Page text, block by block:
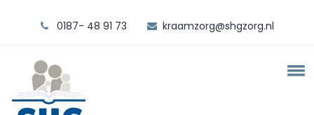
0187- 48 91 73 kraamzorg@shgzorg.nl